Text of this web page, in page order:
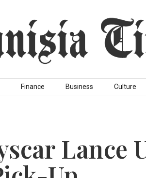
Finance Business Culture
Lance